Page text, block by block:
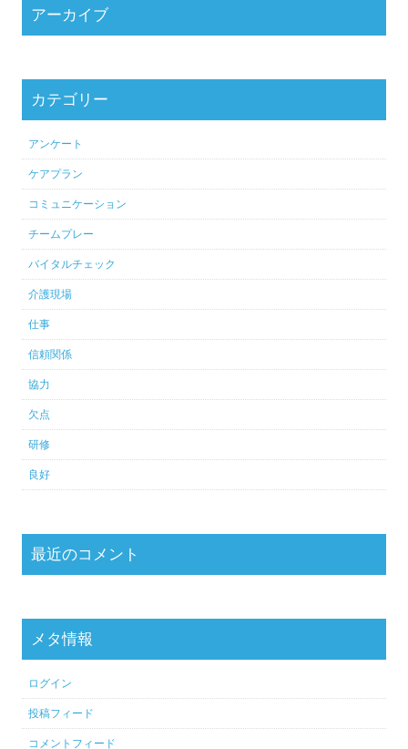
アーカイブ
カテゴリー
アンケート
ケアプラン
コミュニケーション
チームプレー
バイタルチェック
介護現場
仕事
信頼関係
協力
欠点
研修
良好
最近のコメント
メタ情報
ログイン
投稿フィード
コメントフィード